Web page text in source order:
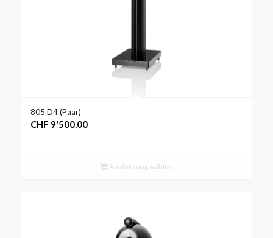
805 D4 (Paar)
CHF 9'500.00
Ausführung wählen